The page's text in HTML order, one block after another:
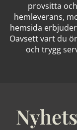
provsitta
hemleverans,
hemsida
Oavsett vart du
och trygg